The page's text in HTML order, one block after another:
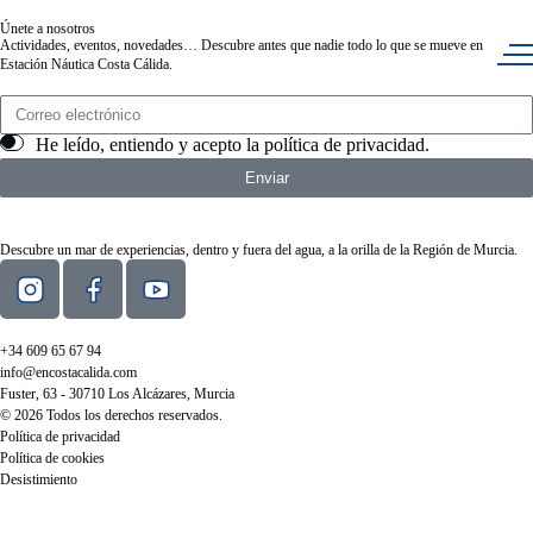
Únete a nosotros
Actividades, eventos, novedades… Descubre antes que nadie todo lo que se mueve en
Estación Náutica Costa Cálida.
He leído, entiendo y acepto la política de privacidad.
Enviar
Descubre un mar de experiencias, dentro y fuera del agua, a la orilla de la Región de Murcia.
+34 609 65 67 94
info@encostacalida.com
Fuster, 63 - 30710 Los Alcázares, Murcia
© 2026 Todos los derechos reservados.
Política de privacidad
Política de cookies
Desistimiento